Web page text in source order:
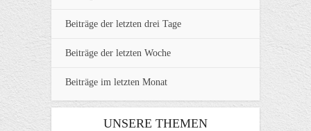
Beiträge der letzten drei Tage
Beiträge der letzten Woche
Beiträge im letzten Monat
UNSERE THEMEN